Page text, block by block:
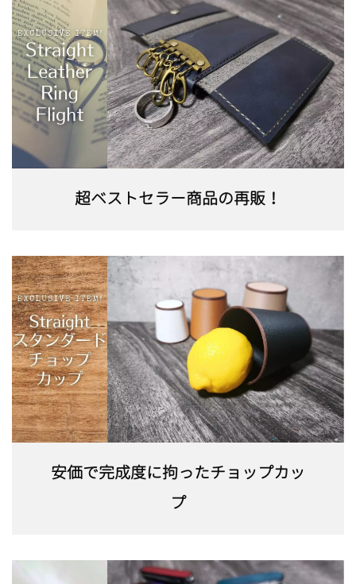
超ベストセラー商品の再販！
安価で完成度に拘ったチョップカッ
プ